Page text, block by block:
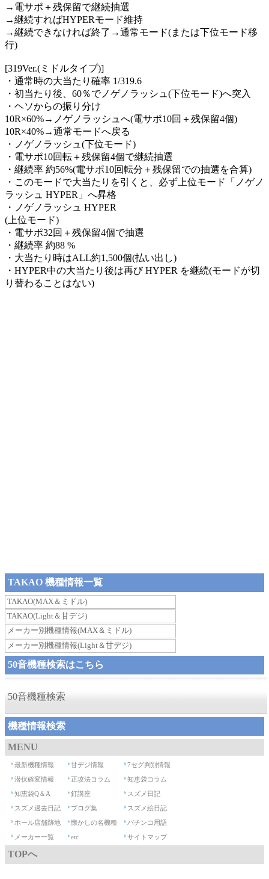
→電サポ＋残保留で継続抽選
→継続すればHYPERモード維持
→継続できなければ終了→通常モード(または下位モード移
行)
[319Ver.(ミドルタイプ)]
・通常時の大当たり確率 1/319.6
・初当たり後、60％でノゲノラッシュ(下位モード)へ突入
・ヘソからの振り分け
10R×60%→ノゲノラッシュへ(電サポ10回＋残保留4個)
10R×40%→通常モードへ戻る
・ノゲノラッシュ(下位モード)
・電サポ10回転＋残保留4個で継続抽選
・継続率 約56%(電サポ10回転分＋残保留での抽選を合算)
・このモードで大当たりを引くと、必ず上位モード「ノゲノ
ラッシュ HYPER」へ昇格
・ノゲノラッシュ HYPER
(上位モード)
・電サポ32回＋残保留4個で抽選
・継続率 約88 %
・大当たり時はALL約1,500個(払い出し)
・HYPER中の大当たり後は再び HYPER を継続(モードが切
り替わることはない)
TAKAO 機種情報一覧
TAKAO(MAX＆ミドル)
TAKAO(Light＆甘デジ)
メーカー別機種情報(MAX＆ミドル)
メーカー別機種情報(Light＆甘デジ)
50音機種検索はこちら
50音機種検索
機種情報検索
MENU
最新機種情報 甘デジ情報
7セグ判別情報
潜伏確変情報
正攻法コラム
知恵袋コラム
知恵袋Q＆A
釘講座
スズメ日記
スズメ過去日記
ブログ集
スズメ絵日記
ホール店舗跡地
懐かしの名機種
パチンコ用語
メーカー一覧
etc サイトマップ
TOPへ